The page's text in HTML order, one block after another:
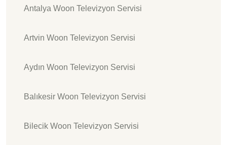
Antalya Woon Televizyon Servisi
Artvin Woon Televizyon Servisi
Aydın Woon Televizyon Servisi
Balıkesir Woon Televizyon Servisi
Bilecik Woon Televizyon Servisi